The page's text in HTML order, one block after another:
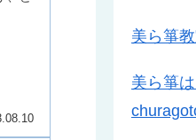
美ら箏
美ら箏